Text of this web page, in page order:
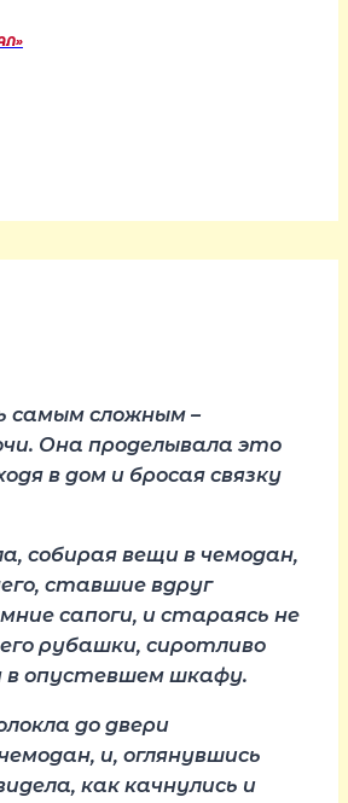
самым сложным –
Она проделывала это
в дом и бросая связку
собирая вещи в чемодан,
ставшие вдруг
сапоги, и стараясь не
рубашки, сиротливо
опустевшем шкафу.
до двери
и, оглянувшись
как качнулись и